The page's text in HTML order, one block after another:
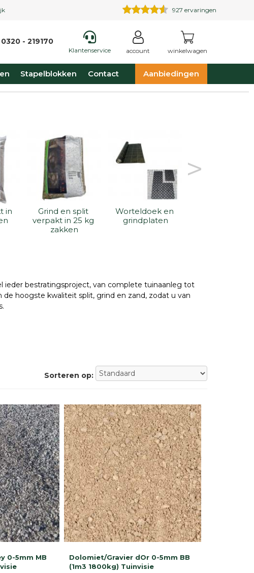
927 ervaringen
0320 - 219170
Klantenservice account winkelwagen
Stapelblokken Contact Aanbiedingen
in
Grind en split
verpakt in 25 kg
zakken
Worteldoek en
grindplaten
>
ieder bestratingsproject, van complete tuinaanleg tot
hoogste kwaliteit split, grind en zand, zodat u van
Sorteren op:
0-5mm MB
Dolomiet/Gravier dOr 0-5mm BB
(1m3 1800kg) Tuinvisie